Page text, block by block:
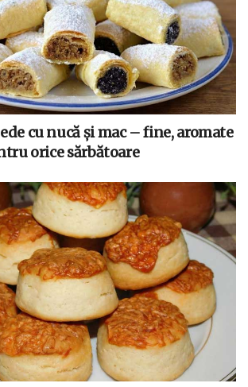
cu nucă și mac – fine, aromate
orice sărbătoare